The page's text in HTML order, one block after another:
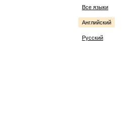
Все языки
Английский
Русский